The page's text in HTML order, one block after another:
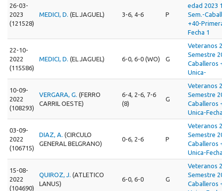
26-03-
2023
(121528)
MEDICI, D. (EL JAGUEL) 3-6, 4-6 P
edad 2023
Sem.-
+40-
Fecha 1
22-10-
2022
(115586)
MEDICI, D. (EL JAGUEL) 6-0, 6-0 (WO) G
Veteranos
Semestre
Caballeros
Unica-
10-09-
2022
(108293)
VERGARA, G. (FERRO
CARRIL OESTE)
6-4, 2-6, 7-6
(8)
G
Veteranos
Semestre
Caballeros
Unica-
03-09-
2022
(106715)
DIAZ, A. (CIRCULO
GENERAL BELGRANO)
0-6, 2-6 P
Veteranos
Semestre
Caballeros
Unica-
15-08-
2022
(104690)
QUIROZ, J. (ATLETICO
LANUS)
6-0, 6-0 G
Veteranos
Semestre
Caballeros